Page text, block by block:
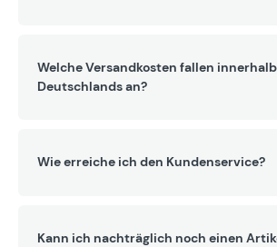
Welche Versandkosten fallen innerhalb
Deutschlands an?
Wie erreiche ich den Kundenservice?
Kann ich nachträglich noch einen